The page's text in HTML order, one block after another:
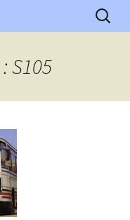
historiques
S105